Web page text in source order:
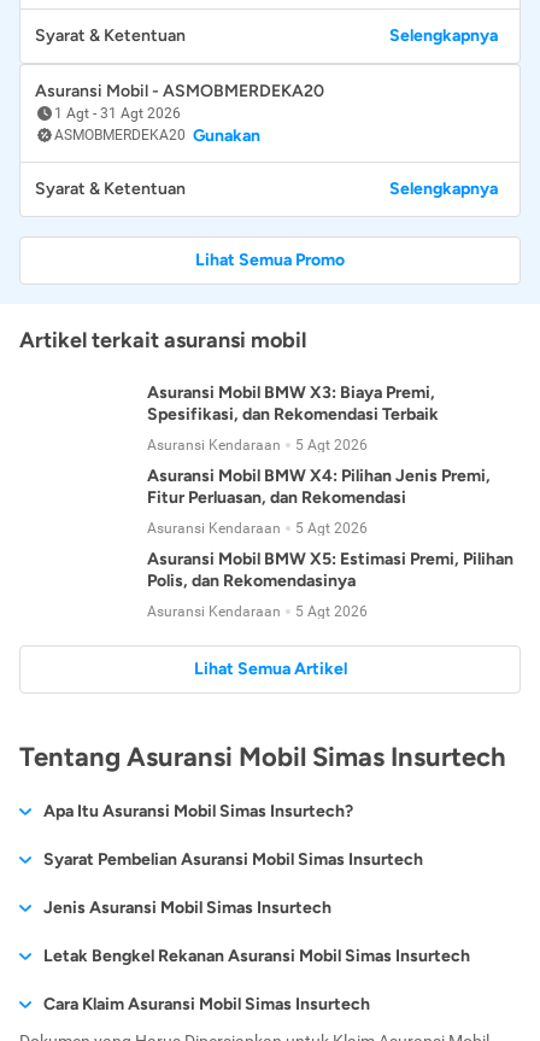
Syarat & Ketentuan Selengkapnya
Asuransi Mobil - ASMOBMERDEKA20
1 Agt - 31 Agt 2026
ASMOBMERDEKA20 Gunakan
Syarat & Ketentuan Selengkapnya
Lihat Semua Promo
Artikel terkait asuransi mobil
Asuransi Mobil BMW X3: Biaya Premi,
Spesifikasi, dan Rekomendasi Terbaik
Asuransi Kendaraan 5 Agt 2026
Asuransi Mobil BMW X4: Pilihan Jenis Premi,
Fitur Perluasan, dan Rekomendasi
Asuransi Kendaraan 5 Agt 2026
Asuransi Mobil BMW X5: Estimasi Premi, Pilihan
Polis, dan Rekomendasinya
Asuransi Kendaraan 5 Agt 2026
Lihat Semua Artikel
Tentang Asuransi Mobil Simas Insurtech
Apa Itu Asuransi Mobil Simas Insurtech?
Syarat Pembelian Asuransi Mobil Simas Insurtech
Sebagaisalah satu perusahaan asuransi mobil terbaik
mempersiapkan dokumen-dokumen penting seperti:
Fotokopi KTP/SIM/KITAS.
Jenis Asuransi Mobil Simas Insurtech
Asuransi mobil Simas Insurtech memiliki 3jenis asuransi mobil
adalah:
Letak Bengkel Rekanan Asuransi Mobil Simas Insurtech
Asuransi Simas Insurtech tentunya memiliki bengkel rekanan
Cara Klaim Asuransi Mobil Simas Insurtech